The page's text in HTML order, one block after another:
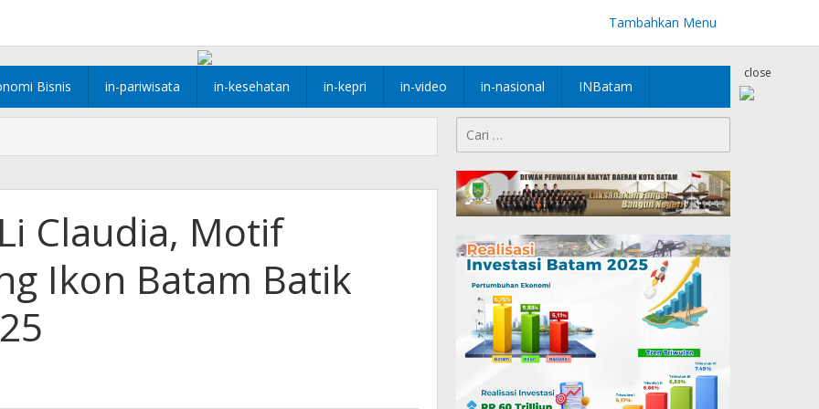
Tambahkan Menu
Bisnis in-pariwisata in-kesehatan in-kepri in-video in-nasional INBatam
close
Claudia, Motif
Ikon Batam Batik
untuk: